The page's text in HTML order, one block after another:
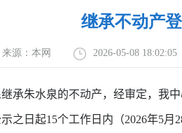
继承不动产
来源：本网 2026-05-08
承朱水泉的不动产，经审定，我
之日起15个工作日内（2026年5月